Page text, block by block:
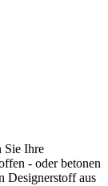
Sie Ihre
- oder betonen
Designerstoff aus